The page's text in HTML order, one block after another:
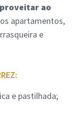
ao
apartamentos,
e
e pastilhada;